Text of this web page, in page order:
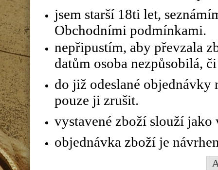
jsem starší 18ti let,
Obchodními podmínkami.
nepřipustím, aby převzala
datům osoba nezpůsobilá,
do již odeslané objednávky
pouze ji zrušit.
vystavené zboží slouží
objednávka zboží je